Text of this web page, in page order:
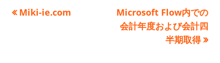
投前
Miki-ie.com
次
の
Microsoft Flow内での
会計年度および会計四
半期取得